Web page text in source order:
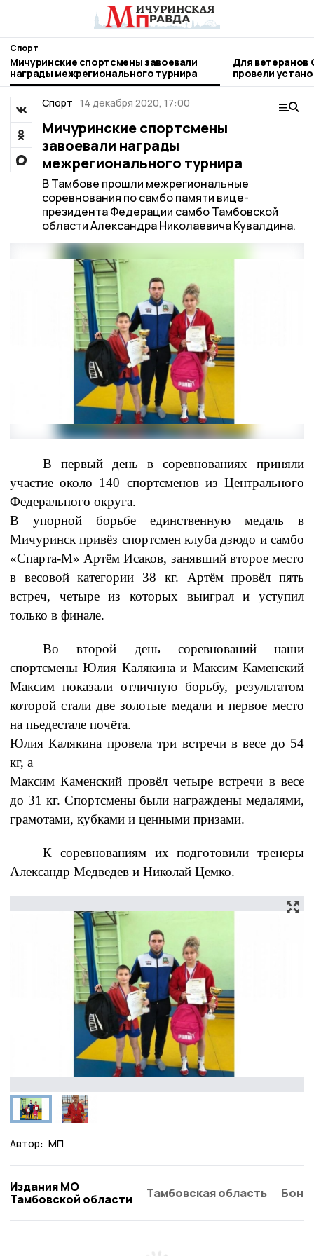
Спорт
Мичуринские спортсмены завоевали
награды межрегионального турнира
Для ветеранов
провели
следж-хоккею
Спорт 14 декабря 2020, 17:00
Мичуринские спортсмены
завоевали награды
межрегионального турнира
В Тамбове прошли межрегиональные
соревнования по самбо памяти вице-
президента Федерации самбо Тамбовской
области Александра Николаевича Кувалдина.
В первый день в соревнованиях приняли
участие около 140 спортсменов из Центрального
Федерального округа.
В упорной борьбе единственную медаль в
Мичуринск привёз спортсмен клуба дзюдо и самбо
«Спарта-М» Артём Исаков, занявший второе место
в весовой категории 38 кг. Артём провёл пять
встреч, четыре из которых выиграл и уступил
только в финале.
Во второй день соревнований наши
спортсмены Юлия Калякина и Максим Каменский
Максим показали отличную борьбу, результатом
которой стали две золотые медали и первое место
на пьедестале почёта.
Юлия Калякина провела три встречи в весе до 54
кг, а
Максим Каменский провёл четыре встречи в весе
до 31 кг. Спортсмены были награждены медалями,
грамотами, кубками и ценными призами.
К соревнованиям их подготовили тренеры
Александр Медведев и Николай Цемко.
Автор: МП
Издания МО
Тамбовской области
Тамбовская область